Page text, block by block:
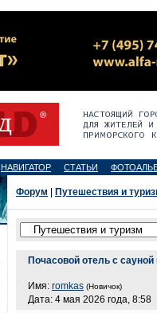
НАВИГАТОР СТАТЬИ
Форум Путешествия и
Почасовой отель с
Имя: romkas (Новичок)
Дата: 4 мая 2026 года, 8:58